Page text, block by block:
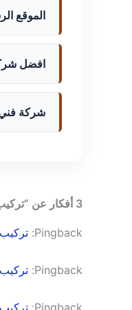
الموقع
افضل
شركة فني
3 أفكار عن “تركيب باركيه غرناطة بالكويت”
Pingback:
Pingback:
Pingback: